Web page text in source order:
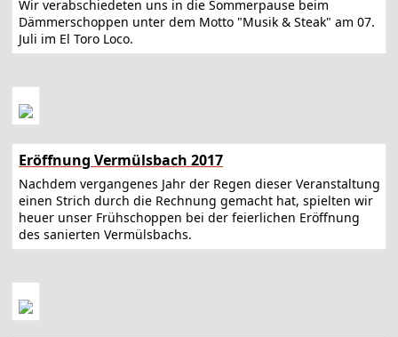
Wir verabschiedeten uns in die Sommerpause beim
Dämmerschoppen unter dem Motto "Musik & Steak" am 07.
Juli im El Toro Loco.
Eröffnung Vermülsbach 2017
Nachdem vergangenes Jahr der Regen dieser Veranstaltung
einen Strich durch die Rechnung gemacht hat, spielten wir
heuer unser Frühschoppen bei der feierlichen Eröffnung
des sanierten Vermülsbachs.